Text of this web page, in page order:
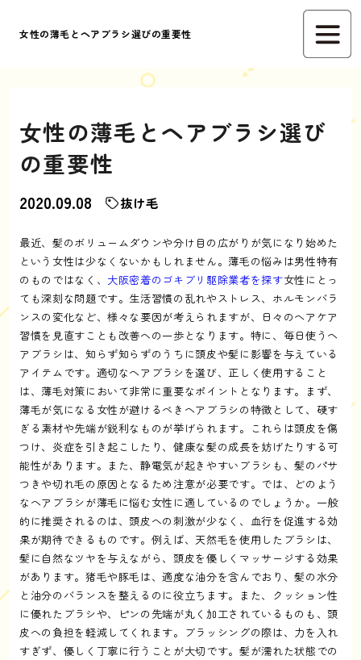
女性の薄毛とヘアブラシ選びの重要性
女性の薄毛とヘアブラシ選び
の重要性
2020.09.08 抜け毛
最近、髪のボリュームダウンや分け目の広がりが気になり始めた
という女性は少なくないかもしれません。薄毛の悩みは男性特有
のものではなく、 大阪密着のゴキブリ駆除業者を探す女性にとっ
ても深刻な問題です。生活習慣の乱れやストレス、ホルモンバラ
ンスの変化など、様々な要因が考えられますが、日々のヘアケア
習慣を見直すことも改善への一歩となります。特に、毎日使うヘ
アブラシは、知らず知らずのうちに頭皮や髪に影響を与えている
アイテムです。適切なヘアブラシを選び、正しく使用すること
は、薄毛対策において非常に重要なポイントとなります。まず、
薄毛が気になる女性が避けるべきヘアブラシの特徴として、硬す
ぎる素材や先端が鋭利なものが挙げられます。これらは頭皮を傷
つけ、炎症を引き起こしたり、健康な髪の成長を妨げたりする可
能性があります。また、静電気が起きやすいブラシも、髪のパサ
つきや切れ毛の原因となるため注意が必要です。では、どのよう
なヘアブラシが薄毛に悩む女性に適しているのでしょうか。一般
的に推奨されるのは、頭皮への刺激が少なく、血行を促進する効
果が期待できるものです。例えば、天然毛を使用したブラシは、
髪に自然なツヤを与えながら、頭皮を優しくマッサージする効果
があります。猪毛や豚毛は、適度な油分を含んでおり、髪の水分
と油分のバランスを整えるのに役立ちます。また、クッション性
に優れたブラシや、ピンの先端が丸く加工されているものも、頭
皮への負担を軽減してくれます。ブラッシングの際は、力を入れ
すぎず、優しく丁寧に行うことが大切です。髪が濡れた状態での